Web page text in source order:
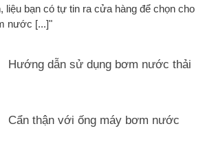
liệu bạn có tự tin ra cửa hàng để chọn cho
nước [...]"
Hướng dẫn sử dụng bơm nước thải
Cẩn thận với ống máy bơm nước